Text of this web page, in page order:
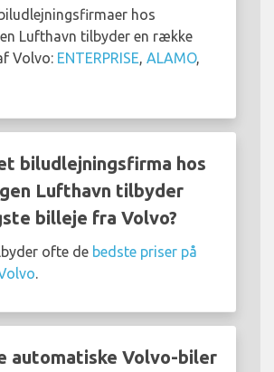
hos
Lufthavn tilbyder en række
Volvo: ENTERPRISE ALAMO,
biludlejningsfirma hos
Lufthavn tilbyder
billeje fra Volvo?
ofte de bedste priser på
automatiske Volvo-biler